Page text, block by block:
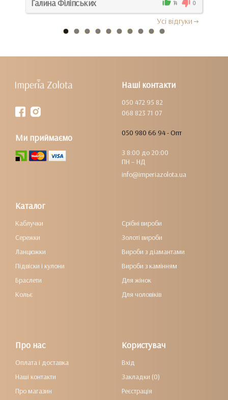
Галина Філіпських 14 0
Усi вiдгуки
Наші контакти
050 472 95 82
068 823 71 07
050 980 66 94 - Опт
З 8:00 до 20:00
ПН – НД
info@imperiazolota.ua
Ми приймаємо
Каталог
Каблучки
Сережки
Ланцюжки
Підвіски і кулони
Браслети
Кольє
Срібні вироби
Золоті вироби
Вироби з діамантами
Вироби з камінням
Для жінок
Для чоловіків
Про нас
Оплата і доставка
Наші контакти
Про магазин
Користувач
Вхід
Закладки (0)
Реєстрація